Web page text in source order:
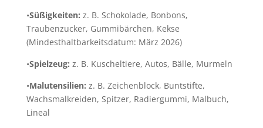
•Süßigkeiten: z. B. Schokolade, Bonbons,
Traubenzucker, Gummibärchen, Kekse
(Mindesthaltbarkeitsdatum: März 2026)
•Spielzeug: z. B. Kuscheltiere, Autos, Bälle, Murmeln
•Malutensilien: z. B. Zeichenblock, Buntstifte,
Wachsmalkreiden, Spitzer, Radiergummi, Malbuch,
Lineal